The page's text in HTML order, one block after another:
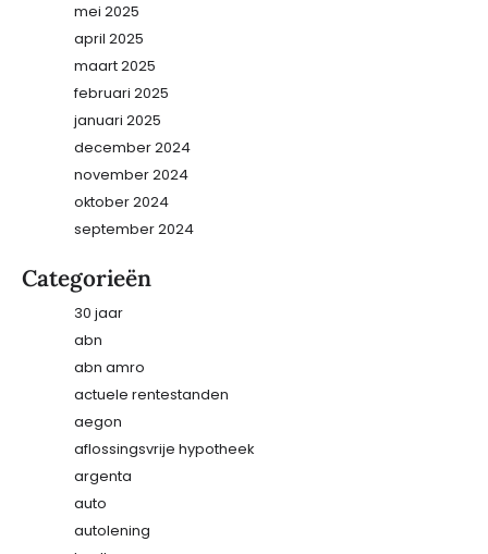
mei 2025
april 2025
maart 2025
februari 2025
januari 2025
december 2024
november 2024
oktober 2024
september 2024
Categorieën
30 jaar
abn
abn amro
actuele rentestanden
aegon
aflossingsvrije hypotheek
argenta
auto
autolening